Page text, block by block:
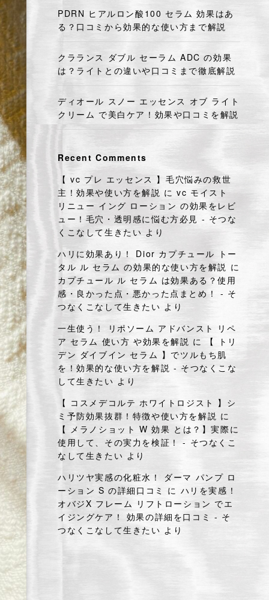
PDRN ヒアルロン酸100 セラム 効果はあ
る？口コミから効果的な使い方まで解説
クラランス ダブル セーラム ADC の効果
は？ライトとの違いや口コミまで徹底解説
ディオール スノー エッセンス オブ ライト
クリーム で美白ケア！効果や口コミを解説
Recent Comments
【 vc プレ エッセンス 】毛穴悩みの救世
主！効果や使い方を解説 にvc モイスト
リニュー イング ローション の効果をレビ
ュー！毛穴・透明感に悩む方必見 - そつな
くこなして生きたい より
ハリに効果あり！ Dior カプチュール トー
タル ル セラム の効果的な使い方を解説 に
カプチュール ル セラム は効果ある？使用
感・良かった点・悪かった点まとめ！ - そ
つなくこなして生きたい より
一生使う！ リポソーム アドバンスト リペ
ア セラム 使い方 や効果を解説 に
【 トリ
デン ダイブイン セラム 】でツルもち肌
を！効果的な使い方を解説 - そつなくこな
して生きたい より
【 コスメデコルテ ホワイトロジスト 】シ
ミ予防効果抜群！特徴や使い方を解説 に
【 メラノショット W 効果 とは？】実際に
使用して、その実力を検証！ - そつなくこ
なして生きたい より
ハリツヤ実感の化粧水！ ダーマ パンプ ロ
ーション S の詳細口コミ に ハリを実感！
オバジX フレーム リフトローション でエ
イジングケア！ 効果の詳細を口コミ - そ
つなくこなして生きたい より